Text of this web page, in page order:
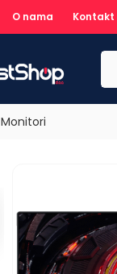
O nama Kontakt
Monitori